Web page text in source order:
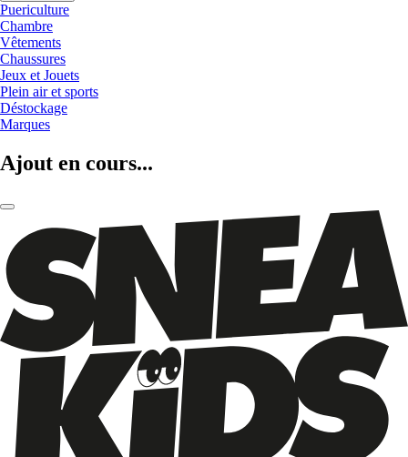
Puericulture
Chambre
Vêtements
Chaussures
Jeux et Jouets
Plein air et sports
Déstockage
Marques
Ajout en cours...